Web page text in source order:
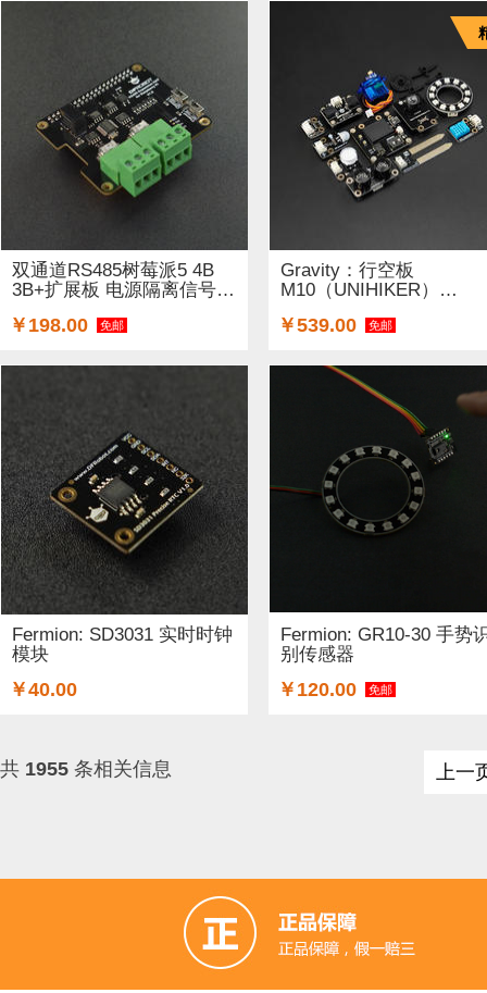
双通道RS485树莓派5 4B
3B+扩展板 电源隔离信号
￥198.00 免邮
Gravity：行空板
M10（UNIHIKER）
￥539.00 免邮
Fermion: SD3031 实时时钟
模块
￥40.00
Fermion: GR10-30 手势
别传感器
￥120.00 免邮
共 1955 条相关信息 上一